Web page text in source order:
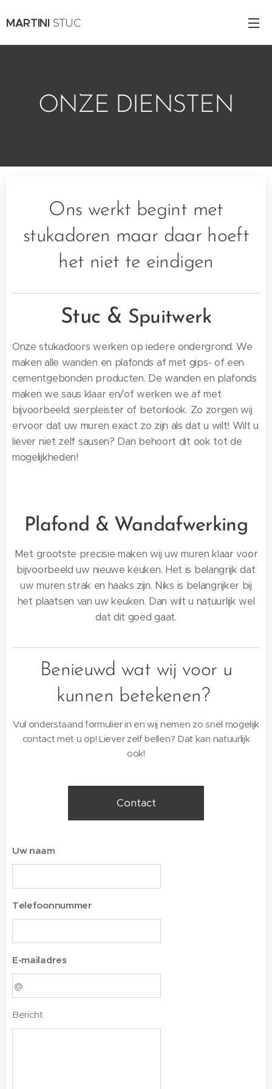
MARTINISTUC
ONZE DIENSTEN
Ons werkt begint met
stukadoren maar daar hoeft
het niet te eindigen
Stuc & Spuitwerk
Onze stukadoors werken op iedere ondergrond. We
maken alle wanden en plafonds af met gips- of een
cementgebonden producten. De wanden en plafonds
maken we saus klaar en/of werken we af met
bijvoorbeeld; sierpleister of betonlook. Zo zorgen wij
ervoor dat uw muren exact zo zijn als dat u wilt! Wilt u
liever niet zelf sausen? Dan behoort dit ook tot de
mogelijkheden!
Plafond & Wandafwerking
Met grootste precisie maken wij uw muren klaar voor
bijvoorbeeld uw nieuwe keuken. Het is belangrijk dat
uw muren strak en haaks zijn. Niks is belangrijker bij
het plaatsen van uw keuken. Dan wilt u natuurlijk wel
dat dit goed gaat.
Benieuwd wat wij voor u
kunnen betekenen?
Vul onderstaand formulier in en wij nemen zo snel mogelijk
contact met u op! Liever zelf bellen? Dat kan natuurlijk
ook!
Contact
Uw naam
Telefoonnummer
E-mailadres
Bericht